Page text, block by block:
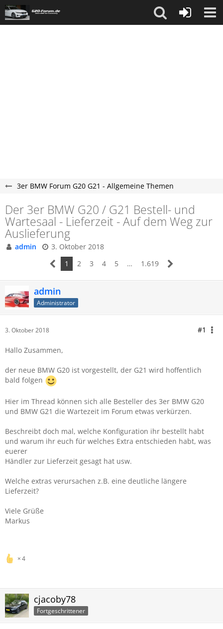
3er BMW Forum G20 G21 - Allgemeine Themen
Der 3er BMW G20 / G21 Bestell- und
Wartesaal - Lieferzeit - Auf dem Weg zur
Auslieferung
admin
3. Oktober 2018
1
2 3 4 5 … 1.619
admin
Administrator
3. Oktober 2018 #1
Hallo Zusammen,
der neue BMW G20 ist vorgestellt, der G21 wird hoffentlich
bald folgen
Hier im Thread können sich alle Besteller des 3er BMW G20
und BMW G21 die Wartezeit im Forum etwas verkürzen.
Beschreibt doch mal, welche Konfiguration ihr bestellt habt
und warum ihr euch für welches Extra entschieden habt, was
euerer
Händler zur Lieferzeit gesagt hat usw.
Welche extras verursachen z.B. eine deutliche längere
Lieferzeit?
Viele Grüße
Markus
4
cjacoby78
Fortgeschrittener